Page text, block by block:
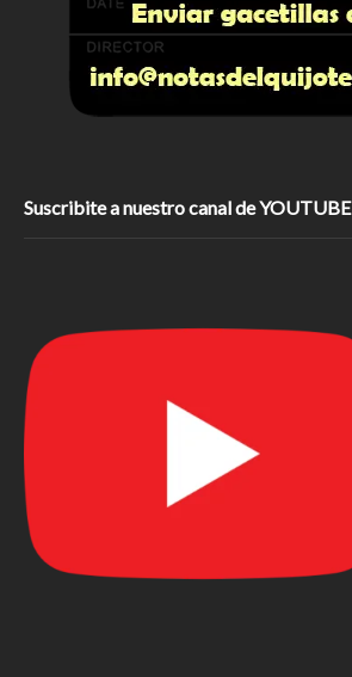
Suscribite a nuestro canal de YOUTUBE